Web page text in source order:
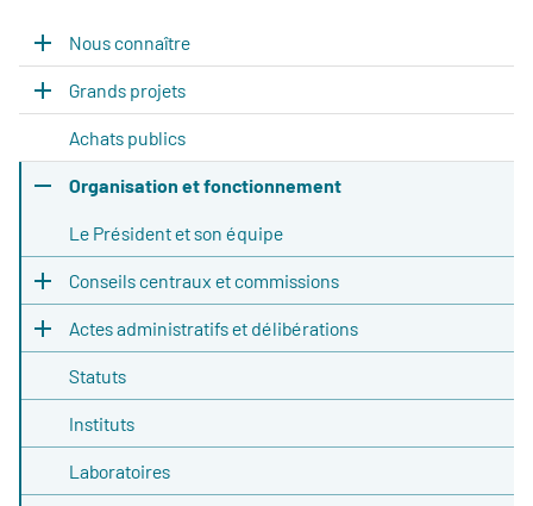
Nous connaître
Grands projets
Achats publics
Organisation et fonctionnement
Le Président et son équipe
Conseils centraux et commissions
Actes administratifs et délibérations
Statuts
Instituts
Laboratoires